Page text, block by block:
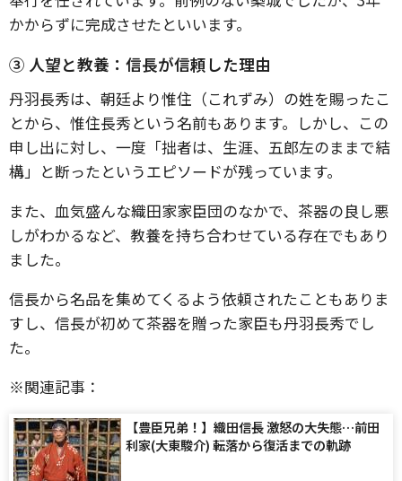
かからずに完成させたといいます。
③ 人望と教養：信長が信頼した理由
丹羽長秀は、朝廷より惟住（これずみ）の姓を賜ったこ
とから、惟住長秀という名前もあります。しかし、この
申し出に対し、一度「拙者は、生涯、五郎左のままで結
構」と断ったというエピソードが残っています。
また、血気盛んな織田家家臣団のなかで、茶器の良し悪
しがわかるなど、教養を持ち合わせている存在でもあり
ました。
信長から名品を集めてくるよう依頼されたこともありま
すし、信長が初めて茶器を贈った家臣も丹羽長秀でし
た。
※関連記事：
【豊臣兄弟！】織田信長 激怒の大失態…前田
利家(大東駿介) 転落から復活までの軌跡